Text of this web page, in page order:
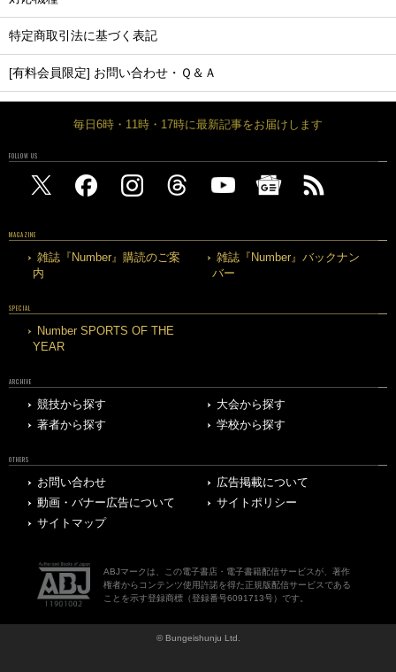
特定商取引法に基づく表記
[有料会員限定] お問い合わせ・Ｑ＆Ａ
毎日6時・11時・17時に最新記事をお届けします
FOLLOW US
MAGAZINE
雑誌『Number』購読のご案
内
雑誌『Number』バックナン
バー
SPECIAL
Number SPORTS OF THE
YEAR
ARCHIVE
競技から探す
大会から探す
著者から探す
学校から探す
OTHERS
お問い合わせ
広告掲載について
動画・バナー広告について
サイトポリシー
サイトマップ
ABJマークは、この電子書店・電子書籍配信サービスが、著作
権者からコンテンツ使用許諾を得た正規版配信サービスである
ことを示す登録商標（登録番号6091713号）です。
© Bungeishunju Ltd.